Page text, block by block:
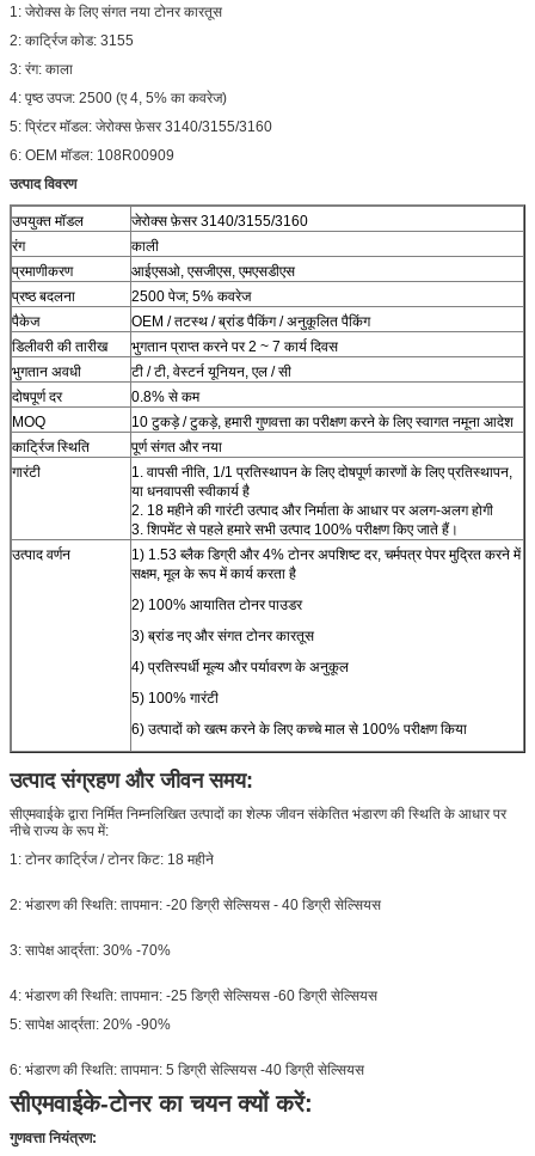
1: जेरोक्स के लिए संगत नया टोनर कारतूस
2: कार्ट्रिज कोड: 3155
3: रंग: काला
4: पृष्ठ उपज: 2500 (ए 4, 5% का कवरेज)
5: प्रिंटर मॉडल: जेरोक्स फ़ेसर 3140/3155/3160
6: OEM मॉडल: 108R00909
उत्पाद विवरण
उपयुक्त मॉडल
जेरोक्स फ़ेसर 3140/3155/3160
रंग
काली
प्रमाणीकरण
आईएसओ, एसजीएस, एमएसडीएस
प्रष्ठ बदलना
2500 पेज; 5% कवरेज
पैकेज
OEM / तटस्थ / ब्रांड पैकिंग / अनुकूलित पैकिंग
डिलीवरी की तारीख
भुगतान प्राप्त करने पर 2 ~ 7 कार्य दिवस
भुगतान अवधी
टी / टी, वेस्टर्न यूनियन, एल / सी
दोषपूर्ण दर
0.8% से कम
MOQ
10 टुकड़े / टुकड़े, हमारी गुणवत्ता का परीक्षण करने के लिए स्वागत नमूना आदेश
कार्ट्रिज स्थिति
पूर्ण संगत और नया
गारंटी
1. वापसी नीति, 1/1 प्रतिस्थापन के लिए दोषपूर्ण कारणों के लिए प्रतिस्थापन,
या धनवापसी स्वीकार्य है
2. 18 महीने की गारंटी उत्पाद और निर्माता के आधार पर अलग-अलग होगी
3. शिपमेंट से पहले हमारे सभी उत्पाद 100% परीक्षण किए जाते हैं।
उत्पाद वर्णन
1) 1.53 ब्लैक डिग्री और 4% टोनर अपशिष्ट दर, चर्मपत्र पेपर मुद्रित करने में
सक्षम, मूल के रूप में कार्य करता है
2) 100% आयातित टोनर पाउडर
3) ब्रांड नए और संगत टोनर कारतूस
4) प्रतिस्पर्धी मूल्य और पर्यावरण के अनुकूल
5) 100% गारंटी
6) उत्पादों को खत्म करने के लिए कच्चे माल से 100% परीक्षण किया
उत्पाद संग्रहण और जीवन समय:
सीएमवाईके द्वारा निर्मित निम्नलिखित उत्पादों का शेल्फ जीवन संकेतित भंडारण की स्थिति के आधार पर
नीचे राज्य के रूप में:
1: टोनर कार्ट्रिज / टोनर किट: 18 महीने
2: भंडारण की स्थिति: तापमान: -20 डिग्री सेल्सियस - 40 डिग्री सेल्सियस
3: सापेक्ष आर्द्रता: 30% -70%
4: भंडारण की स्थिति: तापमान: -25 डिग्री सेल्सियस -60 डिग्री सेल्सियस
5: सापेक्ष आर्द्रता: 20% -90%
6: भंडारण की स्थिति: तापमान: 5 डिग्री सेल्सियस -40 डिग्री सेल्सियस
सीएमवाईके-टोनर का चयन क्यों करें:
गुणवत्ता नियंत्रण: